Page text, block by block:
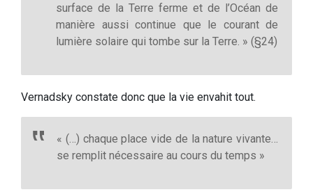
surface de la Terre ferme et de l’Océan de
manière aussi continue que le courant de
lumière solaire qui tombe sur la Terre. » (§24)
Vernadsky constate donc que la vie envahit tout.
« (…) chaque place vide de la nature vivante…
se remplit nécessaire au cours du temps »